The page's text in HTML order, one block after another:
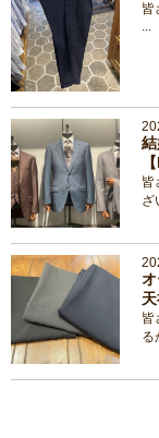
皆
...
皆
ざ
天
皆
る